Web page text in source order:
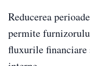
Reducerea
permite
fluxurile financiare